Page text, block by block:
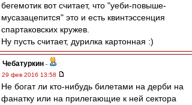
бегемотик вот считает, что "уеби-повыше-
мусазацепится" это и есть квинтэссенция
спартаковских кружев.
Ну пусть считает, дурилка картонная :)
Чебатуркин -
29 фев 2016 13:58
Не богат ли кто-нибудь билетами на дерби на
фанатку или на прилегающие к ней сектора